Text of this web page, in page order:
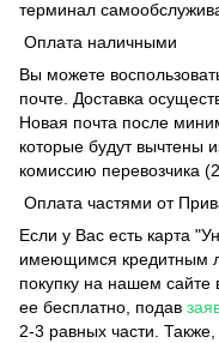
терминал
Оплата наличными
Вы можете
почте. Доставка
Новая почта после
которые будут вычтены
комиссию перевозчика
Оплата частями от
Если у Вас есть карта
имеющимся кредитным
покупку на нашем сайте
ее бесплатно, подав
2-3 равных части.